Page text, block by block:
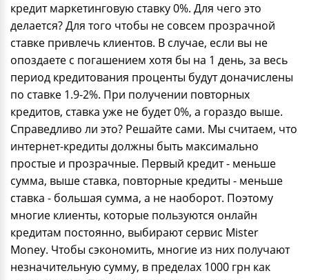
кредит маркетинговую ставку 0%. Для чего это
делается? Для того чтобы не совсем прозрачной
ставке привлечь клиентов. В случае, если вы не
опоздаете с погашением хотя бы на 1 день, за весь
период кредитования проценты будут доначислены
по ставке 1.9-2%. При получении повторных
кредитов, ставка уже не будет 0%, а гораздо выше.
Справедливо ли это? Решайте сами. Мы считаем, что
интернет-кредиты должны быть максимально
простые и прозрачные. Первый кредит - меньше
сумма, выше ставка, повторные кредиты - меньше
ставка - большая сумма, а не наоборот. Поэтому
многие клиенты, которые пользуются онлайн
кредитам постоянно, выбирают сервис Mister
Money. Чтобы сэкономить, многие из них получают
незначительную сумму, в пределах 1000 грн как